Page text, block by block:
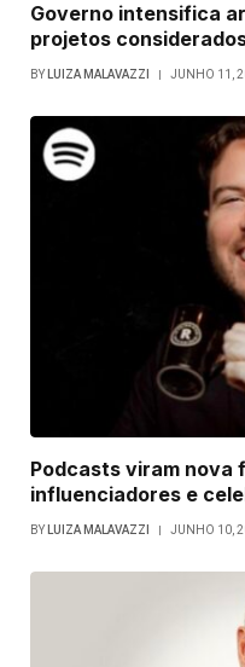
Governo intensifica
projetos
BY LUIZA MALAVAZZI JUNHO 11,
Podcasts viram nova
influenciadores e
BY LUIZA MALAVAZZI JUNHO 10,